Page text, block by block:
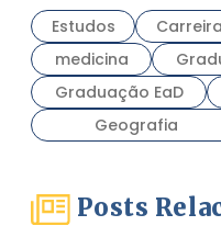
Estudos Carreira
medicina
Graduação EaD
Geografia
Posts